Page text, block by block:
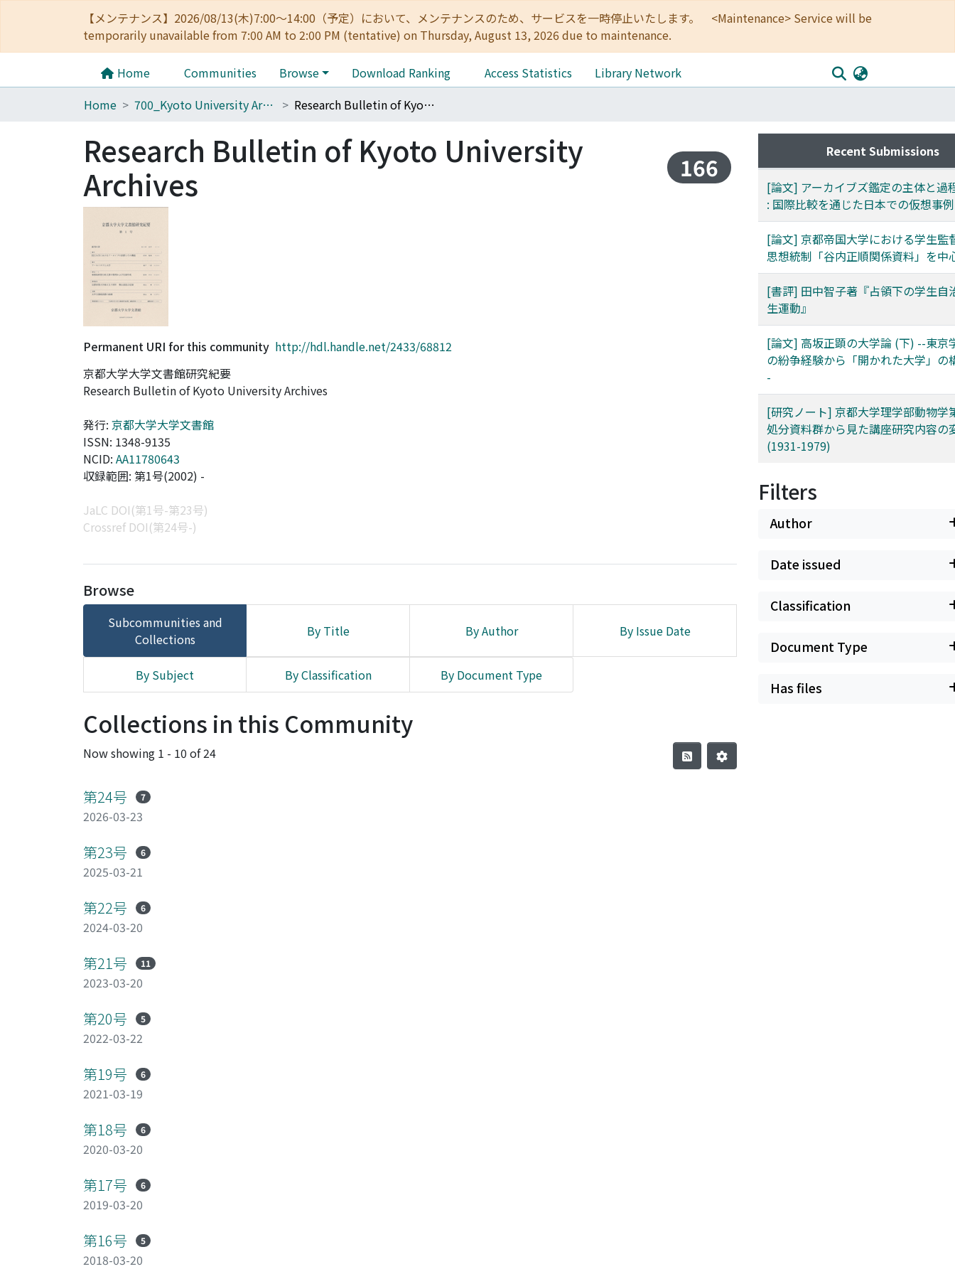
【メンテナンス】2026/08/13(木)7:00～14:00（予定）において、メンテナンスのため、サービスを一時停止いたします。 <Maintenance> Service will be
temporarily unavailable from 7:00 AM to 2:00 PM (tentative) on Thursday, August 13, 2026 due to maintenance.
Home Communities Browse Download Ranking Access Statistics
Library Network
Home
700_Kyoto University Archives Research Bulletin of Kyoto University Archives
Research Bulletin of Kyoto University
Archives
166
Permanent URI for this community http://hdl.handle.net/2433/68812
京都大学大学文書館研究紀要
Research Bulletin of Kyoto University Archives
発行: 京都大学大学文書館
ISSN: 1348-9135
NCID: AA11780643
収録範囲: 第1号(2002) -
JaLC DOI(第1号-第23号)
Crossref DOI(第24号-)
Browse
Subcommunities and
Collections
By Title By Author By Issue Date
By Subject By Classification By Document Type
Collections in this Community
Now showing 1 - 10 of 24
第24号 7
2026-03-23
第23号 6
2025-03-21
第22号 6
2024-03-20
第21号 11
2023-03-20
第20号 5
2022-03-22
第19号 6
2021-03-19
第18号 6
2020-03-20
第17号 6
2019-03-20
第16号 5
2018-03-20
Recent Submissions
[論文] アーカイブズ鑑定の主体と過
: 国際比較を通じた日本での仮想事
[論文] 京都帝国大学における学生監
思想統制「谷内正順関係資料」を中
[書評] 田中智子著『占領下の学生自
生運動』
[論文] 高坂正顕の大学論 (下) --東京
の紛争経験から「開かれた大学」の
-
[研究ノート] 京都大学理学部動物学
処分資料群から見た講座研究内容の
(1931-1979)
Filters
Author
Date issued
Classification
Document Type
Has files